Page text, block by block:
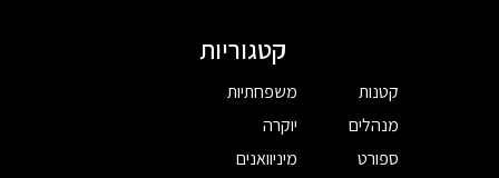
קטגוריות
קטנות
מנהלים
ספורט
משפחתיות
יוקרה
מיניוואנים